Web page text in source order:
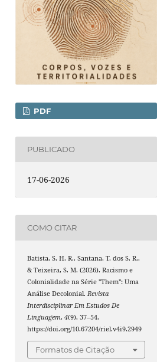
PDF
PUBLICADO
17-06-2026
COMO CITAR
Batista, S. H. R., Santana, T. dos S. R.,
& Teixeira, S. M. (2026). Racismo e
Colonialidade na Série "Them": Uma
Análise Decolonial.Revista
Interdisciplinar Em Estudos De
Linguagem,4(9), 37–54.
https://doi.org/10.67204/riel.v4i9.2949
Formatos de Citação